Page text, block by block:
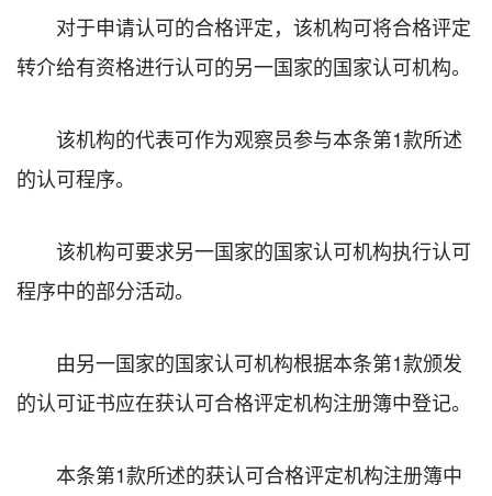
对于申请认可的合格评定，该机构可将合格评定
转介给有资格进行认可的另一国家的国家认可机构。
该机构的代表可作为观察员参与本条第1款所述
的认可程序。
该机构可要求另一国家的国家认可机构执行认可
程序中的部分活动。
由另一国家的国家认可机构根据本条第1款颁发
的认可证书应在获认可合格评定机构注册簿中登记。
本条第1款所述的获认可合格评定机构注册簿中